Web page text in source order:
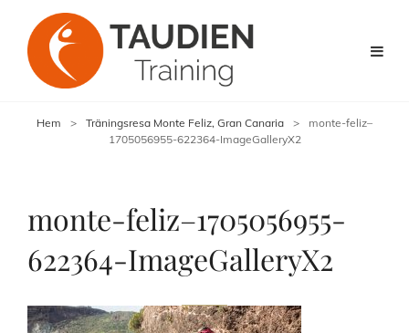
Hem > Träningsresa Monte Feliz, Gran Canaria >
monte-feliz–
1705056955-622364-ImageGalleryX2
monte-feliz–1705056955-
622364-ImageGalleryX2